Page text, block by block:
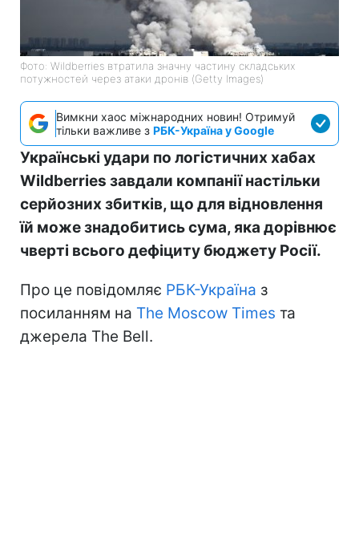
Фото: Wildberries втратила значну частину складських
потужностей через атаки дронів (Getty Images)
Вимкни хаос міжнародних новин! Отримуй
тільки важливе з РБК-Україна у Google
Українські удари по логістичних хабах
Wildberries завдали компанії настільки
серйозних збитків, що для відновлення
їй може знадобитись сума, яка дорівнює
чверті всього дефіциту бюджету Росії.
Про це повідомляє РБК-Україна з
посиланням на The Moscow Times та
джерела The Bell.